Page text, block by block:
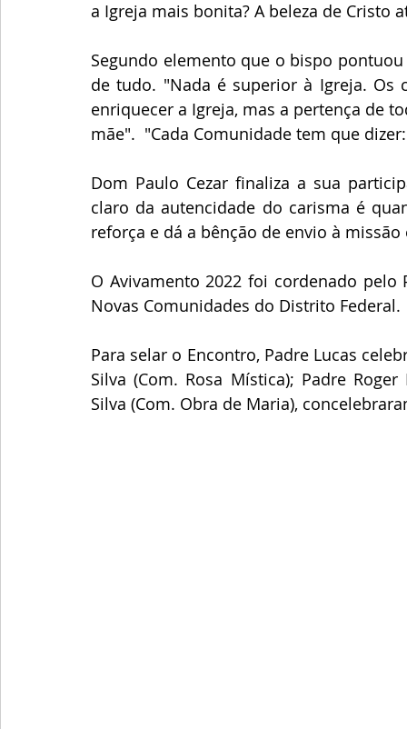
a Igreja mais bonita? A beleza de Cristo
Segundo elemento que o bispo
de tudo. "Nada é superior à Igreja. Os
enriquecer a Igreja, mas a pertença de
Dom Paulo Cezar finaliza a sua
claro da autencidade do carisma é
reforça e dá a bênção de envio à
O Avivamento 2022 foi cordenado pelo
Novas Comunidades do Distrito Federal.
Para selar o Encontro, Padre Lucas
Silva (Com. Rosa Mística); Padre
Silva (Com. Obra de Maria),